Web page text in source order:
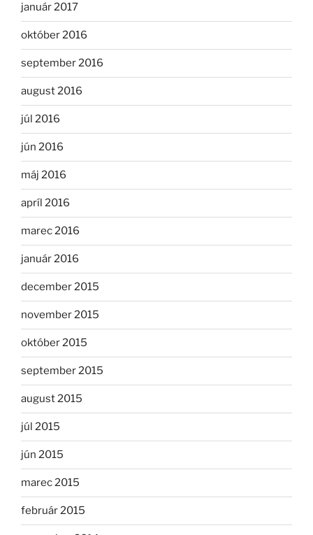
január 2017
október 2016
september 2016
august 2016
júl 2016
jún 2016
máj 2016
apríl 2016
marec 2016
január 2016
december 2015
november 2015
október 2015
september 2015
august 2015
júl 2015
jún 2015
marec 2015
február 2015